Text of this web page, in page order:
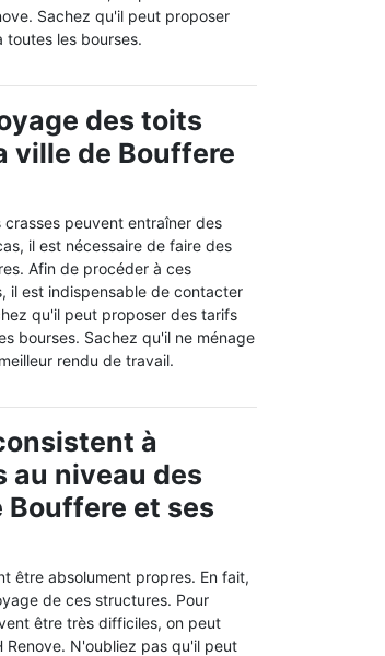
Sachez qu'il peut proposer
toutes les bourses.
des toits
ville de Bouffere
crasses peuvent entraîner des
il est nécessaire de faire des
Afin de procéder à ces
il est indispensable de contacter
qu'il peut proposer des tarifs
bourses. Sachez qu'il ne ménage
rendu de travail.
à
au niveau des
et ses
être absolument propres. En fait,
de ces structures. Pour
être très difficiles, on peut
N'oubliez pas qu'il peut